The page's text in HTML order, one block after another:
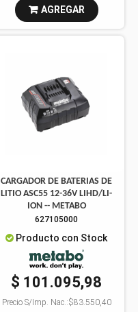
AGREGAR
CARGADOR DE BATERIAS DE
LITIO ASC55 12-36V LIHD/LI-
ION -- METABO
627105000
Producto con Stock
$ 101.095,98
Precio S/Imp. Nac.:$83.550,40